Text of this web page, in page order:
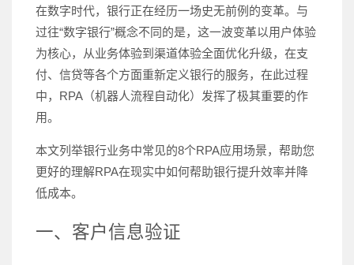
在数字时代，银行正在经历一场史无前例的变革。与
过往“数字银行”概念不同的是，这一波变革以用户体验
为核心，从业务体验到渠道体验全面优化升级，在支
付、信贷等各个方面重新定义银行的服务，在此过程
中，RPA（机器人流程自动化）发挥了极其重要的作
用。
本文列举银行业务中常见的8个RPA应用场景，帮助您
更好的理解RPA在现实中如何帮助银行提升效率并降
低成本。
一、客户信息验证